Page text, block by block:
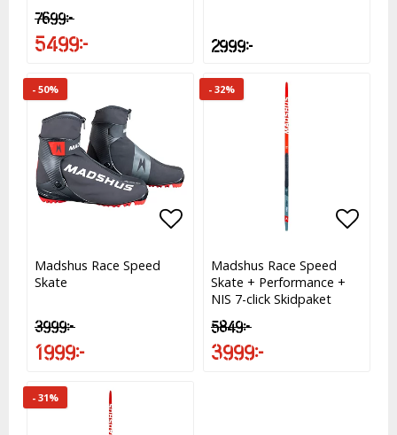
7 699 kr
5 499 kr 2 999 kr
- 50%
Lägg till i favoritlistan
Madshus Race Speed
Skate
3 999 kr
1 999 kr
- 32%
Madshus Race Speed
Skate + Performance +
NIS 7-click Skidpaket
5 849 kr
3 999 kr
- 31%